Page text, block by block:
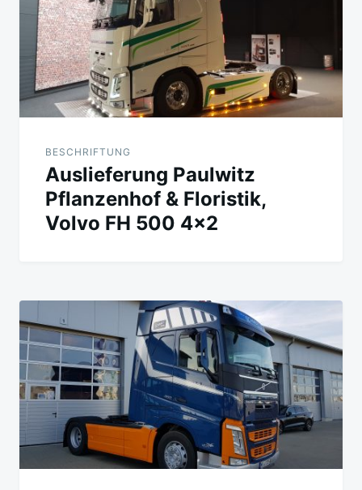
BESCHRIFTUNG
Auslieferung Paulwitz
Pflanzenhof & Floristik,
Volvo FH 500 4×2